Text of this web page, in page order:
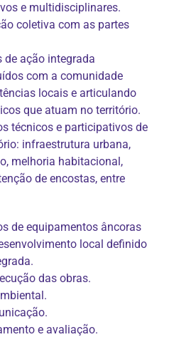
e multidisciplinares.
coletiva com as partes
de ação integrada
com a comunidade
locais e articulando
que atuam no território.
técnicos e participativos de
infraestrutura urbana,
melhoria habitacional,
de encostas, entre
de equipamentos âncoras
local definido
das obras.
e avaliação.